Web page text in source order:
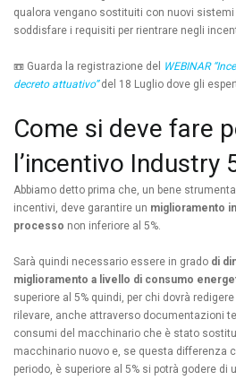
qualora vengano sostituiti con nuovi
soddisfare i requisiti per rientrare negli
📼 Guarda la registrazione del WEBINAR
decreto attuativo”del 18 Luglio dove gli
Come si deve fare
l’incentivo Industry
Abbiamo detto prima che, un bene
incentivi, deve garantire un miglioramento
processo non inferiore al 5%.
Sarà quindi necessario essere in grado di
miglioramento a livello di consumo
superiore al 5% quindi, per chi dovrà
rilevare, anche attraverso documentazioni
consumi del macchinario che è stato
macchinario nuovo e, se questa differenza
periodo, è superiore al 5% si potrà godere di